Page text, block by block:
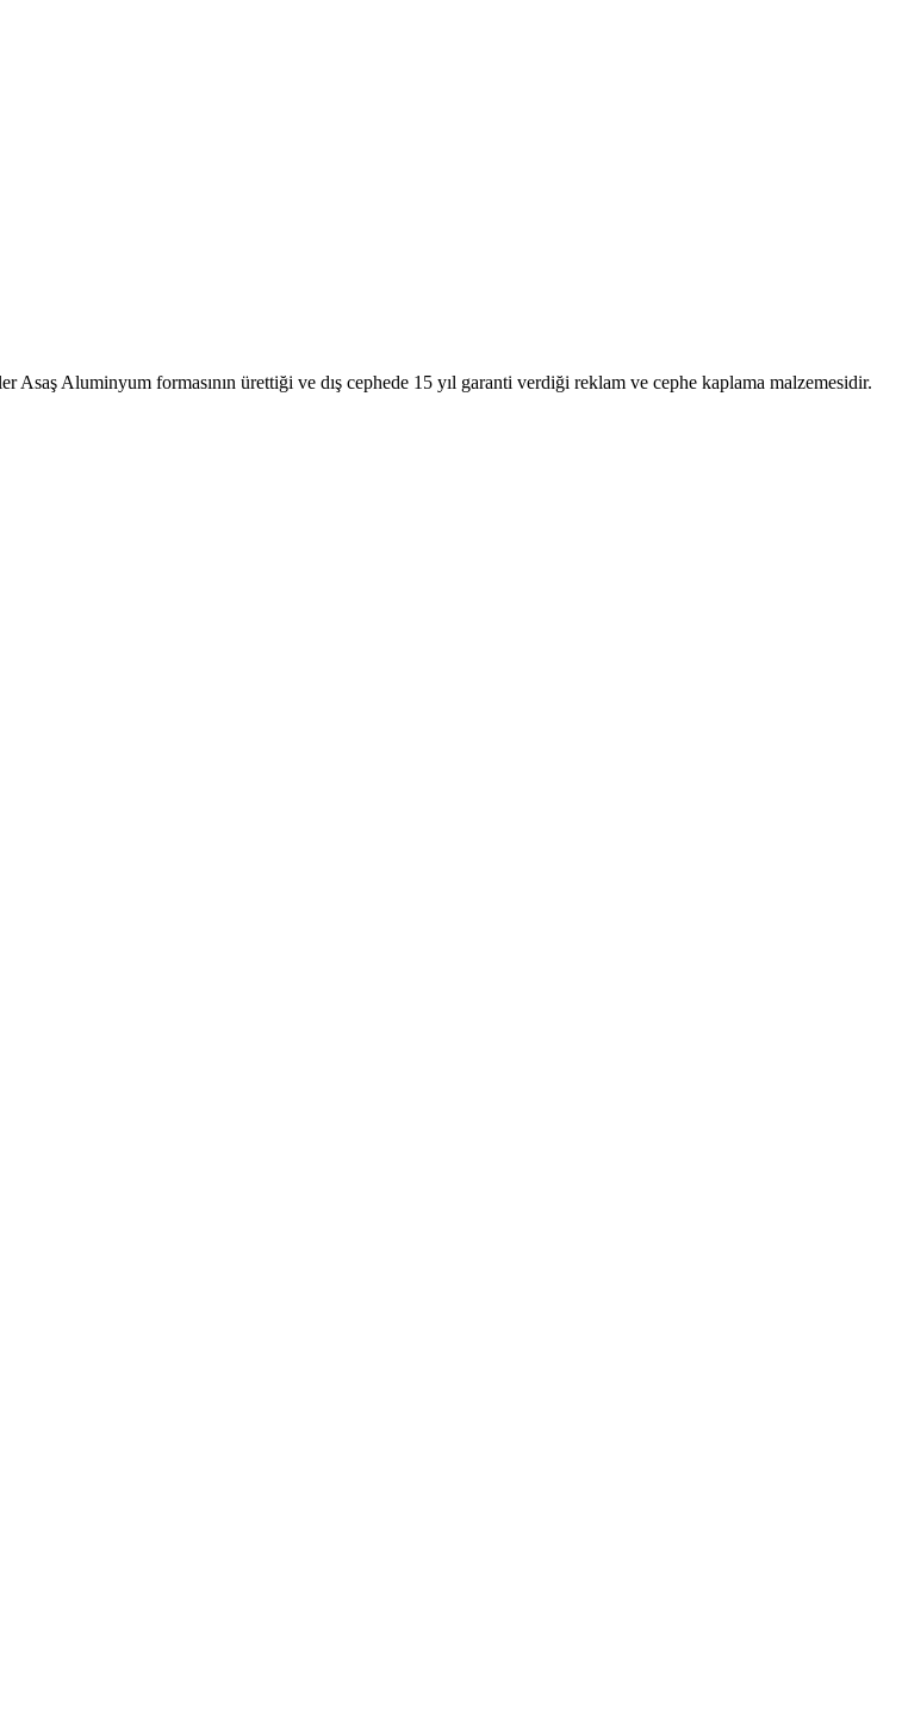
Asaş Aluminyum formasının ürettiği ve dış cephede 15 yıl garanti verdiği reklam ve cephe kaplama malzemesidir.